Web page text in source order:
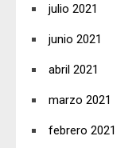
julio 2021
junio 2021
abril 2021
marzo 2021
febrero 2021